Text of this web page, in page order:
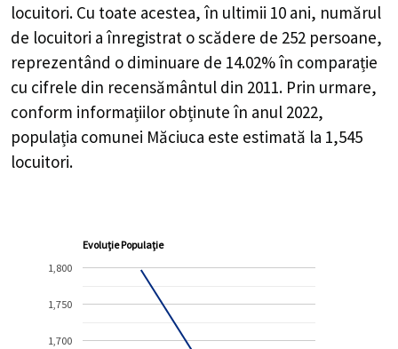
locuitori. Cu toate acestea, în ultimii 10 ani, numărul
de locuitori a înregistrat oscădere de 252 persoane,
reprezentând o diminuare de 14.02%în comparație
cu cifrele din recensământul din 2011. Prin urmare,
conform informațiilor obținute în anul 2022,
populația comunei Măciuca este estimată la 1,545
locuitori.
Evoluție Populație
1,700
1,750
1,800